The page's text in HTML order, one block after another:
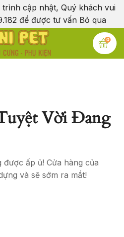
trình cập nhật, Quý khách vui
để được tư vấn Bỏ qua
0
Vời Đang
ấp ủ! Cửa hàng của
và sẽ sớm ra mắt!